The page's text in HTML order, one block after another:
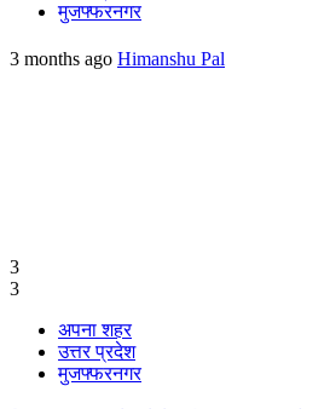
मुजफ्फरनगर
3 months ago Himanshu Pal
3
3
अपना शहर
उत्तर प्रदेश
मुजफ्फरनगर